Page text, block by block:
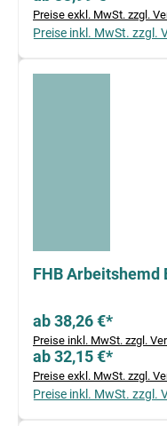
Preise exkl. MwSt. zzgl.
Preise inkl. MwSt. zzgl.
FHB Arbeitshemd
ab 38,26 €*
Preise inkl. MwSt. zzgl.
ab 32,15 €*
Preise exkl. MwSt. zzgl.
Preise inkl. MwSt. zzgl.